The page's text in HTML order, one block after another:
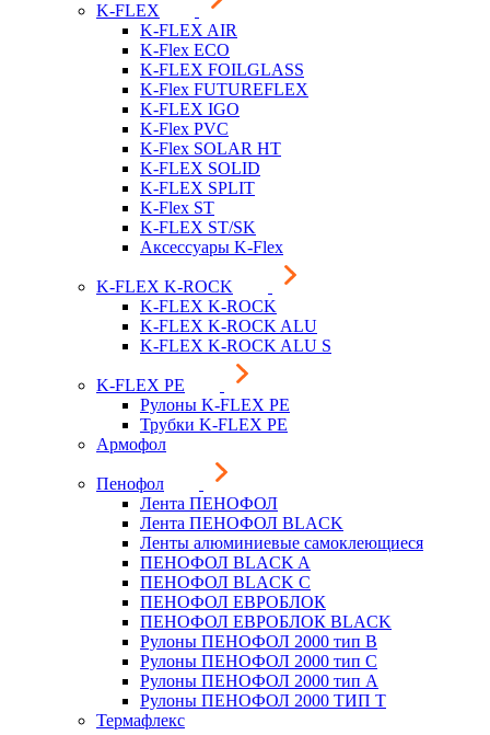
K-FLEX
K-FLEX AIR
K-Flex ECO
K-FLEX FOILGLASS
K-Flex FUTUREFLEX
K-FLEX IGO
K-Flex PVC
K-Flex SOLAR HT
K-FLEX SOLID
K-FLEX SPLIT
K-Flex ST
K-FLEX ST/SK
Аксессуары K-Flex
K-FLEX K-ROCK
K-FLEX K-ROCK
K-FLEX K-ROCK ALU
K-FLEX K-ROCK ALU S
K-FLEX PE
Рулоны K-FLEX PE
Трубки K-FLEX PE
Армофол
Пенофол
Лента ПЕНОФОЛ
Лента ПЕНОФОЛ BLACK
Ленты алюминиевые самоклеющиеся
ПЕНОФОЛ BLACK A
ПЕНОФОЛ BLACK С
ПЕНОФОЛ ЕВРОБЛОК
ПЕНОФОЛ ЕВРОБЛОК BLACK
Рулоны ПЕНОФОЛ 2000 тип B
Рулоны ПЕНОФОЛ 2000 тип C
Рулоны ПЕНОФОЛ 2000 тип А
Рулоны ПЕНОФОЛ 2000 ТИП Т
Термафлекс